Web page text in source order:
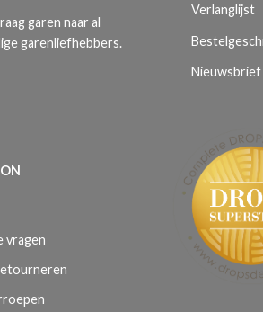
garen naar al
garenliefhebbers.
vragen
Verlanglijst
Nieuwsbrief